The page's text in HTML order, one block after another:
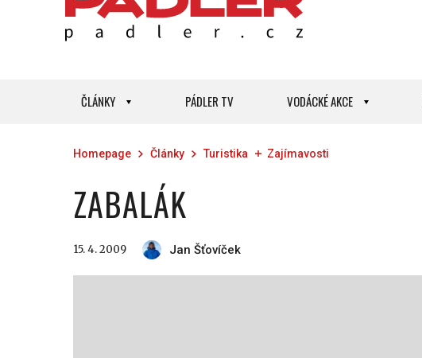
ČLÁNKY PÁDLER TV VODÁCKÉ AKCE
Homepage Články Turistika Zajímavosti
ZABALÁK
15. 4. 2009 Jan Šťovíček